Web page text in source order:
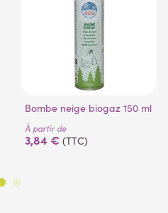
Bombe neige biogaz 150 ml
À partir de
3,84 € (TTC)